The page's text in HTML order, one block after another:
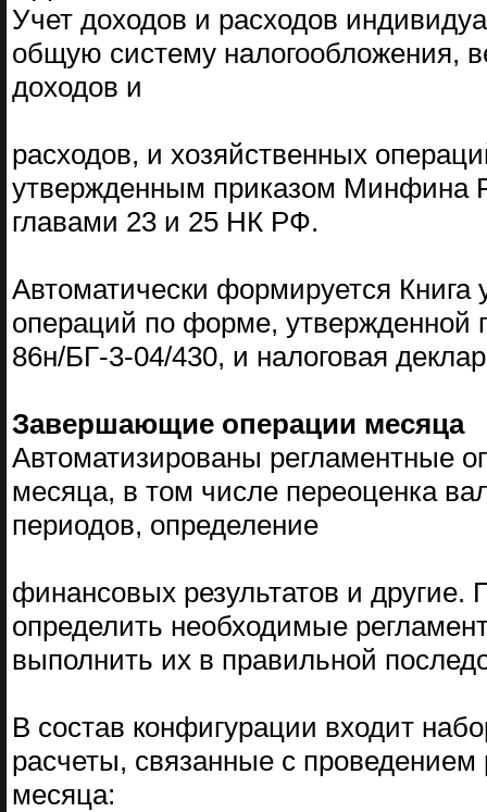
Учет доходов и расходов
общую систему налогообложения,
доходов и
расходов, и хозяйственных
утвержденным приказом Минфина
главами 23 и 25 НК РФ.
Автоматически формируется Книга
операций по форме,
86н/БГ-3-04/430, и налоговая
Завершающие операции месяца
Автоматизированы регламентные
месяца, в том числе переоценка
периодов, определение
финансовых результатов и
определить необходимые
выполнить их в правильной
В состав конфигурации входит
расчеты, связанные с
месяца: